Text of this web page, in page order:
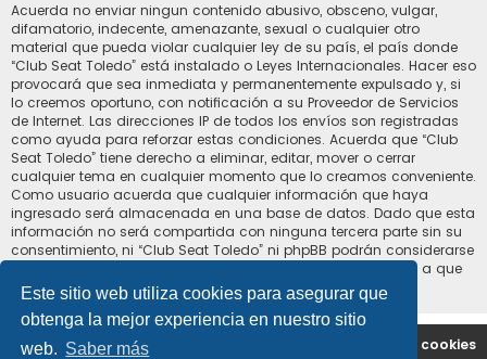
Este sitio web utiliza cookies para asegurar que
obtenga la mejor experiencia en nuestro sitio
web. Saber más
Acuerda no enviar ningun contenido abusivo, obsceno, vulgar,
difamatorio, indecente, amenazante, sexual o cualquier otro
material que pueda violar cualquier ley de su país, el país donde
“Club Seat Toledo” está instalado o Leyes Internacionales. Hacer eso
provocará que sea inmediata y permanentemente expulsado y, si
lo creemos oportuno, con notificación a su Proveedor de Servicios
de Internet. Las direcciones IP de todos los envíos son registradas
como ayuda para reforzar estas condiciones. Acuerda que “Club
Seat Toledo” tiene derecho a eliminar, editar, mover o cerrar
cualquier tema en cualquier momento que lo creamos conveniente.
Como usuario acuerda que cualquier información que haya
ingresado será almacenada en una base de datos. Dado que esta
información no será compartida con ninguna tercera parte sin su
consentimiento, ni “Club Seat Toledo” ni phpBB podrán considerarse
responsables por cualquier intento de hacking que conlleve a que
los datos sean comprometidos.
Portal Índice general Borrar cookies